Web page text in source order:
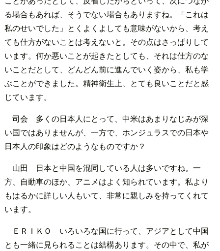
る場合もあれば、そうでない場合もありますね。「これは
私のせいでした」とくよくよしても意味がないから、考え
ても仕方がないことは考えないと。その点はさっぱりして
います。何か悪いことが起きたとしても、それは仕方のな
いことだとして、どんどん前に進んでいく姿から、私も学
ぶことができました。精神衛生上、とても良いことだと感
じています。
司会 多くの日本人にとって、中米はあまりなじみが深
い国ではありませんが、一方で、ホンジュラスでの日本や
日本人の印象はどのようなものですか？
山田 日本と中国を混同している人は多いですね。一
方、自動車のほか、アニメはよく知られています。私より
もはるかに詳しい人もいて、非常に親しみを持ってくれて
います。
ＥＲＩＫＯ いろいろな国に行って、アジアとして中国
とも一緒に見られることは結構あります。その中で、私が